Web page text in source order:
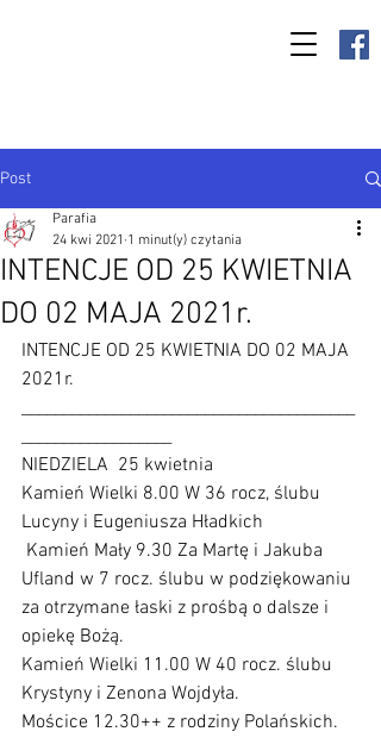
Post
INTENCJE OD 25 KWIETNIA
DO 02 MAJA 2021r.
Parafia
24 kwi 2021 1 minut(y) czytania
INTENCJE OD 25 KWIETNIA DO 02 MAJA
2021r.
________________________________________
__________________
NIEDZIELA  25 kwietnia
Kamień Wielki 8.00 W 36 rocz, ślubu
Lucyny i Eugeniusza Hładkich
Ufland w 7 rocz. ślubu w podziękowaniu
za otrzymane łaski z prośbą o dalsze i
opiekę Bożą.
Kamień Wielki 11.00 W 40 rocz. ślubu
Krystyny i Zenona Wojdyła.
Mościce 12.30++ z rodziny Polańskich.